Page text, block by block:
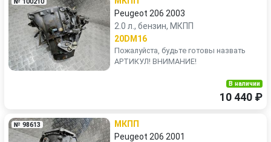
Peugeot 206 2003
2.0 л., бензин, МКПП
20DM16
Пожалуйста, будьте готовы назвать
АРТИКУЛ! ВНИМАНИЕ!
В наличии
10 440 ₽
№ 98613
МКПП
Peugeot 206 2001